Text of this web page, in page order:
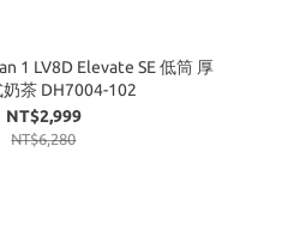
1 LV8D Elevate SE 低筒 厚
奶茶 DH7004-102
NT$2,999
NT$6,280